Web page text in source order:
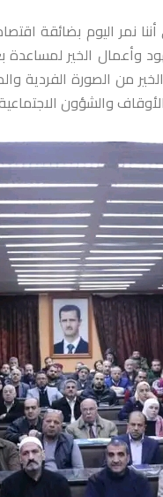
أننا نمر اليوم
وأعمال الخير
من الصورة الفردية
والشؤون